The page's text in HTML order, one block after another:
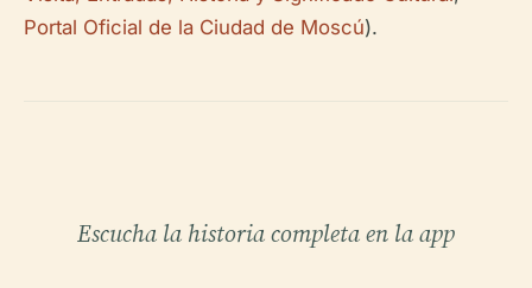
Portal Oficial de la Ciudad de Moscú).
Escucha la historia completa en la app